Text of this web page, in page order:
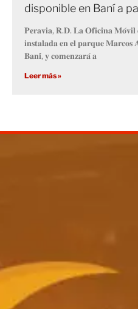
disponible en Baní a
𝐏𝐞𝐫𝐚𝐯𝐢𝐚, 𝐑.𝐃. 𝐋𝐚 𝐎𝐟𝐢𝐜𝐢𝐧𝐚 𝐌𝐨́𝐯𝐢𝐥
𝐢𝐧𝐬𝐭𝐚𝐥𝐚𝐝𝐚 𝐞𝐧 𝐞𝐥 𝐩𝐚𝐫𝐪𝐮𝐞 𝐌𝐚𝐫𝐜𝐨𝐬
𝐁𝐚𝐧𝐢́, 𝐲 𝐜𝐨𝐦𝐞𝐧𝐳𝐚𝐫𝐚́ 𝐚
Leer más »